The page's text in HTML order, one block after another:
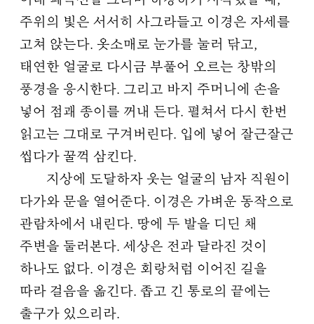
주위의 빛은 서서히 사그라들고 이경은 자세를
고쳐 앉는다. 옷소매로 눈가를 눌러 닦고,
태연한 얼굴로 다시금 부풀어 오르는 창밖의
풍경을 응시한다. 그리고 바지 주머니에 손을
넣어 점괘 종이를 꺼내 든다. 펼쳐서 다시 한번
읽고는 그대로 구겨버린다. 입에 넣어 잘근잘근
씹다가 꿀꺽 삼킨다.
지상에 도달하자 웃는 얼굴의 남자 직원이
다가와 문을 열어준다. 이경은 가벼운 동작으로
관람차에서 내린다. 땅에 두 발을 디딘 채
주변을 둘러본다. 세상은 전과 달라진 것이
하나도 없다. 이경은 회랑처럼 이어진 길을
따라 걸음을 옮긴다. 좁고 긴 통로의 끝에는
출구가 있으리라.